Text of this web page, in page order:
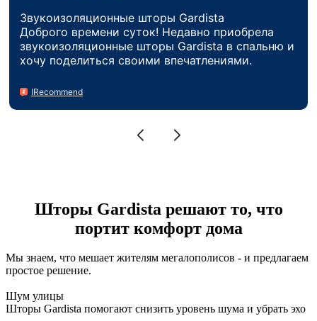
Звукоизоляционные шторы Gardista
Доброго времени суток! Недавно приобрела
звукоизоляционные шторы Gardista в спальню и
хочу поделиться своими впечатлениями.
IRecommend
Шторы Gardista решают то, что
портит комфорт дома
Мы знаем, что мешает жителям мегалополисов - и предлагаем
простое решение.
Шум улицы
Шторы Gardista помогают снизить уровень шума и убрать эхо